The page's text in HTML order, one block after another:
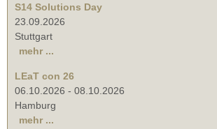
S14 Solutions Day
23.09.2026
Stuttgart
mehr ...
LEaT con 26
06.10.2026 - 08.10.2026
Hamburg
mehr ...